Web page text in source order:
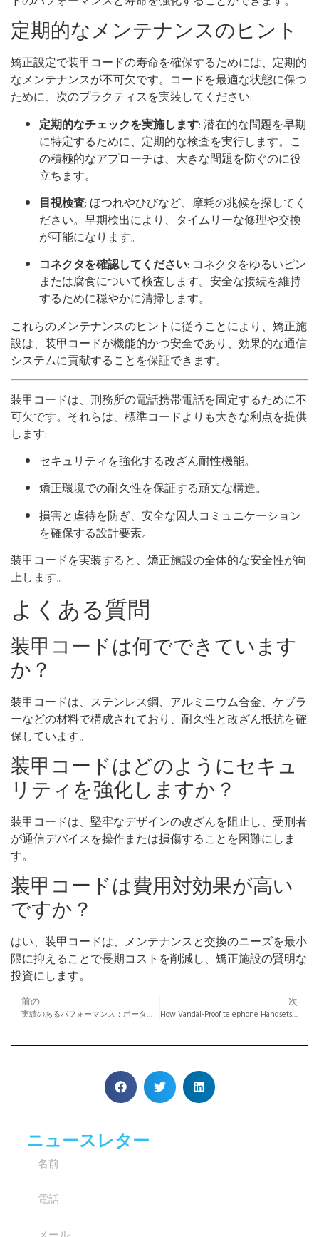
定期的なメンテナンスのヒント
矯正設定で装甲コードの寿命を確保するためには、定期的
なメンテナンスが不可欠です。コードを最適な状態に保つ
ために、次のプラクティスを実装してください:
定期的なチェックを実施します: 潜在的な問題を早期
に特定するために、定期的な検査を実行します。こ
の積極的なアプローチは、大きな問題を防ぐのに役
立ちます。
目視検査: ほつれやひびなど、摩耗の兆候を探してく
ださい。早期検出により、タイムリーな修理や交換
が可能になります。
コネクタを確認してください: コネクタをゆるいピン
または腐食について検査します。安全な接続を維持
するために穏やかに清掃します。
これらのメンテナンスのヒントに従うことにより、矯正施
設は、装甲コードが機能的かつ安全であり、効果的な通信
システムに貢献することを保証できます。
装甲コードは、刑務所の電話携帯電話を固定するために不
可欠です。それらは、標準コードよりも大きな利点を提供
します:
セキュリティを強化する改ざん耐性機能。
矯正環境での耐久性を保証する頑丈な構造。
損害と虐待を防ぎ、安全な囚人コミュニケーション
を確保する設計要素。
装甲コードを実装すると、矯正施設の全体的な安全性が向
上します。
よくある質問
装甲コードは何でできています
か？
装甲コードは、ステンレス鋼、アルミニウム合金、ケブラ
ーなどの材料で構成されており、耐久性と改ざん抵抗を確
保しています。
装甲コードはどのようにセキュ
リティを強化しますか？
装甲コードは、堅牢なデザインの改ざんを阻止し、受刑者
が通信デバイスを操作または損傷することを困難にしま
す。
装甲コードは費用対効果が高い
ですか？
はい、装甲コードは、メンテナンスと交換のニーズを最小
限に抑えることで長期コストを削減し、矯正施設の賢明な
投資にします。
前の
実績のあるパフォーマンス：ポータブル消防士の電話携帯電話が重要なフィールド操作でどのように持ちこたえるか
次
How Vandal-Proof telephone Handsets Strengthen Public Safety
ニュースレター